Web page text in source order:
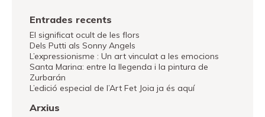
Entrades recents
El significat ocult de les flors
Dels Putti als Sonny Angels
L’expressionisme : Un art vinculat a les emocions
Santa Marina: entre la llegenda i la pintura de
Zurbarán
L’edició especial de l’Art Fet Joia ja és aquí
Arxius